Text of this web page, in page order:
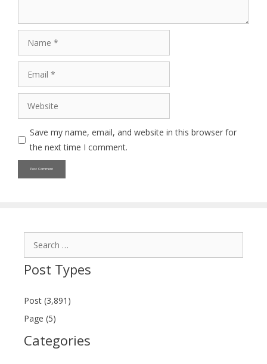
Website
Save my name, email, and website in this browser for
the next time I comment.
Post Types
Post (3,891)
Page (5)
Categories